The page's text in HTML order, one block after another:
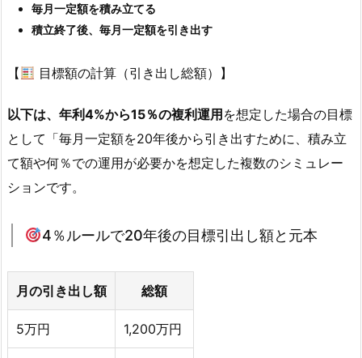
毎月一定額を積み立てる
積立終了後、毎月一定額を引き出す
【 目標額の計算（引き出し総額）】
以下は、年利4%から15％の複利運用 を想定した場合の目標
として「毎月一定額を20年後から引き出すために、積み立
て額や何％での運用が必要かを想定した複数のシミュレー
ションです。
4％ルールで20年後の目標引出し額と元本
月の引き出し額 総額
5万円 1,200万円